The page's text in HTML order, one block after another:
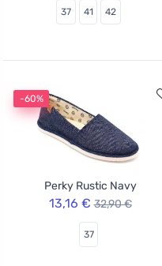
37 41 42
-60%
Perky Rustic Navy
13,16 € 32,90 €
37